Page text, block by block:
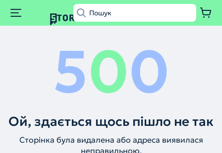
500
Ой, здається щось пішло не так
Сторінка була видалена або адреса виявилася
неправильною.